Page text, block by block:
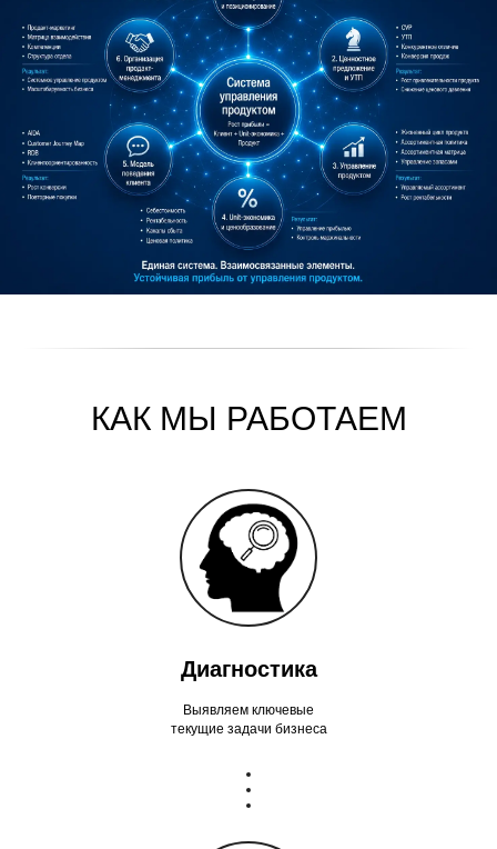
КАК МЫ РАБОТАЕМ
Диагностика
Выявляем ключевые
текущие задачи бизнеса